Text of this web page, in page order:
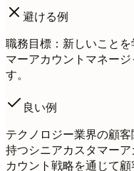
避ける例
職務目標：新しいこと
マーアカウントマネー
す。
良い例
テクノロジー業界の顧
持つシニアカスタマー
カウント戦略を通じて